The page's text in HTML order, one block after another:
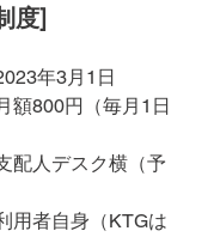
度]
年3月1日
額800円（毎月1日
配人デスク横（予
用者自身（KTGは